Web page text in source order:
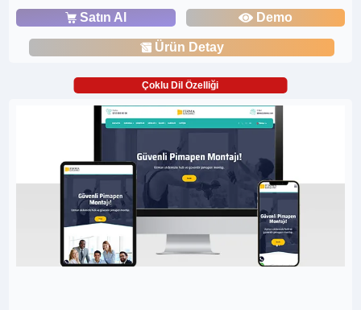
Satın Al Demo
Ürün Detay
Çoklu Dil Özelliği